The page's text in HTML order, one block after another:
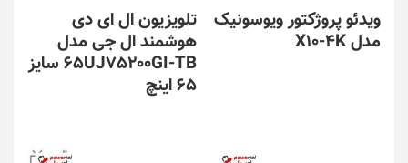
ویدئو پروژکتور ویوسونیک
مدل X10-4K
تلویزیون ال ای دی
هوشمند ال جی مدل
65UJ75200GI-TB سایز
65 اینچ